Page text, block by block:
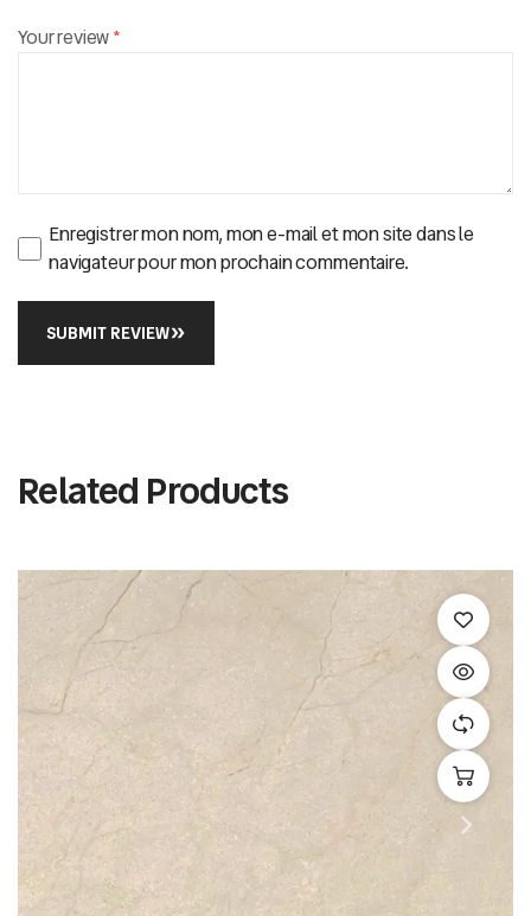
Your review*
Enregistrer mon nom, mon e-mail et mon site dans le
navigateur pour mon prochain commentaire.
SUBMIT REVIEW
Related Products